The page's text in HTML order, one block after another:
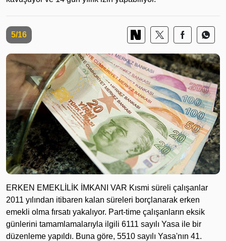
5/16
ERKEN EMEKLİLİK İMKANI VAR Kısmi süreli çalışanlar
2011 yılından itibaren kalan süreleri borçlanarak erken
emekli olma fırsatı yakalıyor. Part-time çalışanların eksik
günlerini tamamlamalarıyla ilgili 6111 sayılı Yasa ile bir
düzenleme yapıldı. Buna göre, 5510 sayılı Yasa'nın 41.